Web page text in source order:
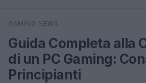
Cerca
GAMING NEWS
Guida Completa alla
di un PC Gaming:
Principianti